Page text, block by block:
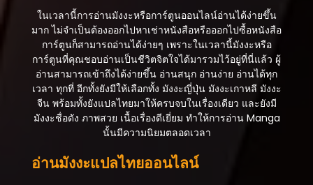
ในเวลานี้การอ่านมังงะหรือการ์ตูนออนไลน์อ่านได้ง่ายขึ้น
มาก ไม่จำเป็นต้องออกไปหาเช่าหนังสือหรือออกไปซื้อหนังสือ
การ์ตูนก็สามารถอ่านได้ง่ายๆ เพราะในเวลานี้มังงะหรือ
การ์ตูนที่คุณชอบอ่านเป็นชีวิตจิตใจได้มารวมไว้อยู่ที่นี่แล้ว ผู้
อ่านสามารถเข้าถึงได้ง่ายขึ้น อ่านสนุก อ่านง่าย อ่านได้ทุก
เวลา ทุกที่ อีกทั้งยังมีให้เลือกทั้ง มังงะญี่ปุ่น มังงะเกาหลี มังงะ
จีน พร้อมทั้งยังแปลไทยมาให้ครบจบในเรื่องเดียว และยังมี
มังงะชื่อดัง ภาพสวย เนื้อเรื่องดีเยี่ยม ทำให้การอ่าน Manga
นั้นมีความนิยมตลอดเวลา
อ่านมังงะแปลไทยออนไลน์